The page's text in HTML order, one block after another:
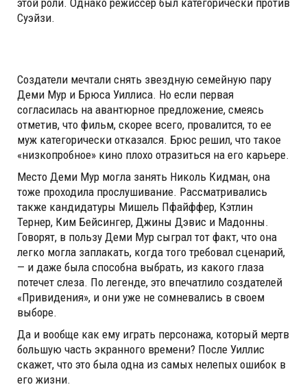
Суэйзи.
Создатели мечтали снять звездную семейную пару
Деми Мур и Брюса Уиллиса. Но если первая
согласилась на авантюрное предложение, смеясь
отметив, что фильм, скорее всего, провалится, то ее
муж категорически отказался. Брюс решил, что такое
«низкопробное» кино плохо отразиться на его карьере.
Место Деми Мур могла занять Николь Кидман, она
тоже проходила прослушивание. Рассматривались
также кандидатуры Мишель Пфайффер, Кэтлин
Тернер, Ким Бейсингер, Джины Дэвис и Мадонны.
Говорят, в пользу Деми Мур сыграл тот факт, что она
легко могла заплакать, когда того требовал сценарий,
— и даже была способна выбрать, из какого глаза
потечет слеза. По легенде, это впечатлило создателей
«Привидения», и они уже не сомневались в своем
выборе.
Да и вообще как ему играть персонажа, который мертв
большую часть экранного времени? После Уиллис
скажет, что это была одна из самых нелепых ошибок в
его жизни.